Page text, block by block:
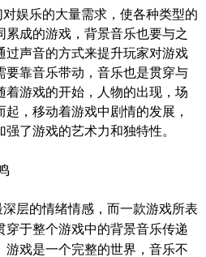
娱乐的大量需求，使各种类型的
成的游戏，背景音乐也要与之
过声音的方式来提升玩家对游戏
要靠音乐带动，音乐也是贯穿与
着游戏的开始，人物的出现，场
，移动着游戏中剧情的发展，
了游戏的艺术力和独特性。
层的情绪情感，而一款游戏所表
穿于整个游戏中的背景音乐传递
游戏是一个完整的世界，音乐不